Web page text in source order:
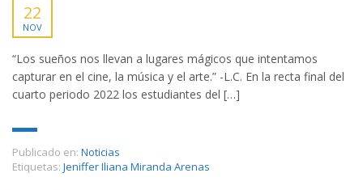
22
NOV
“Los sueños nos llevan a lugares mágicos que intentamos
capturar en el cine, la música y el arte.” -L.C. En la recta final del
cuarto periodo 2022 los estudiantes del […]
Publicado en: Noticias
Etiquetas: Jeniffer Iliana Miranda Arenas